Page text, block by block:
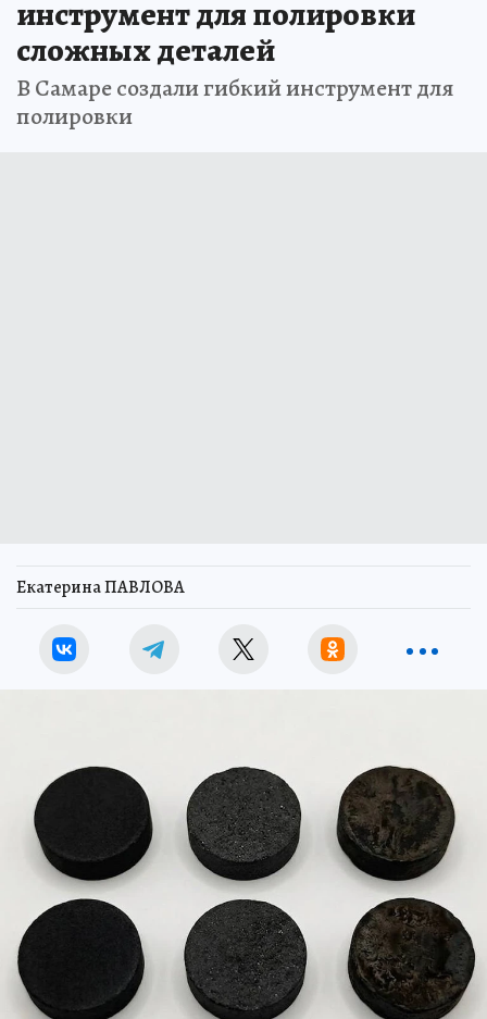
инструмент для полировки
сложных деталей
В Самаре создали гибкий инструмент для
полировки
Екатерина ПАВЛОВА